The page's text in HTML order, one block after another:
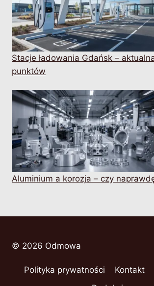
Stacje ładowania Gdańsk –
punktów
Aluminium a korozja – czy
© 2026 Odmowa
Polityka prywatności Kontakt